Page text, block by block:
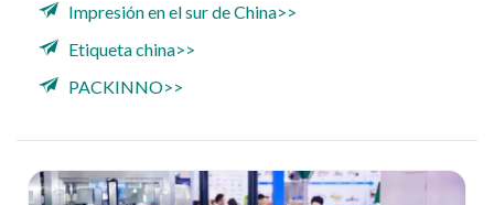
Impresión en el sur de China>>
Etiqueta china>>
PACKINNO>>